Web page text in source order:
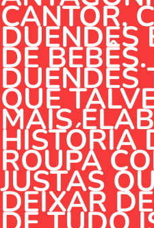
CANTOR,
DUENDES
DE
DUENDES
QUE
MAIS
HISTÓRIA
ROUPA
JUSTAS
DEIXAR